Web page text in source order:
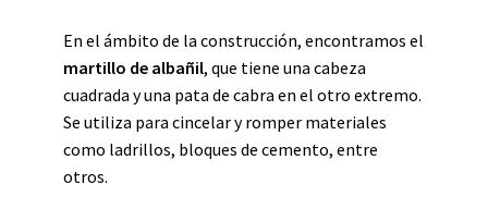
En el ámbito de la construcción, encontramos el
martillo de albañil, que tiene una cabeza
cuadrada y una pata de cabra en el otro extremo.
Se utiliza para cincelar y romper materiales
como ladrillos, bloques de cemento, entre
otros.